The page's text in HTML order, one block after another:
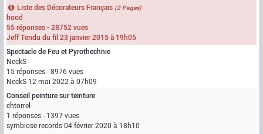
Liste des Décorateurs Français (2 Pages)
hood
55 réponses - 28752 vues
Jeff Tendu du fil23 janvier 2015 à 19h05
Spectacle de Feu et Pyrothechnie
NeckS
15 réponses - 8976 vues
NeckS 12 mai 2022 à 07h09
Conseil peinture sur teinture
chtorrel
1 réponses - 1397 vues
symbiose records04 février 2020 à 18h10